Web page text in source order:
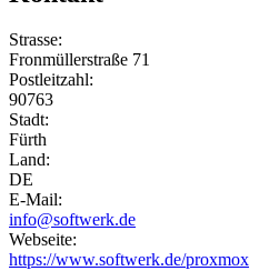
Strasse:
Fronmüllerstraße 71
Postleitzahl:
90763
Stadt:
Fürth
Land:
DE
E-Mail:
info@softwerk.de
Webseite:
https://www.softwerk.de/proxmox